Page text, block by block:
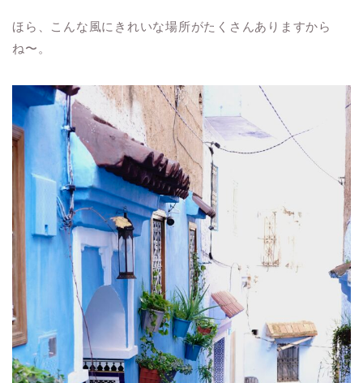
ほら、こんな風にきれいな場所がたくさんありますから
ね〜。